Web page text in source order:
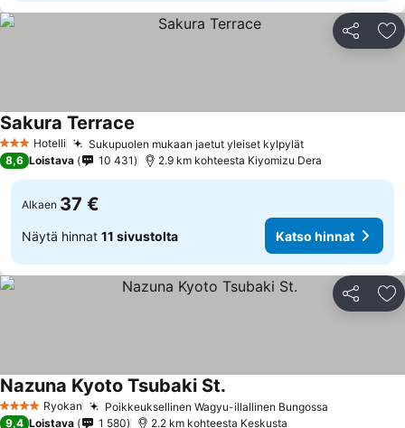
Jaa
3 Tähtiluokitus
Hotelli Sukupuolen mukaan jaetut yleiset kylpylätKatso hinnat
Sakura Terrace
8,6 Loistava 10 431 2.9 km kohteesta Kiyomizu Dera
Alkaen 37 €
Näytä hinnat 11 sivustolta Katso hinnat
Jaa
4 Tähtiluokitus
Ryokan Poikkeuksellinen Wagyu-illallinen Bungossa
Nazuna Kyoto Tsubaki St.
9,4 Loistava 1 580 2.2 km kohteesta Keskusta